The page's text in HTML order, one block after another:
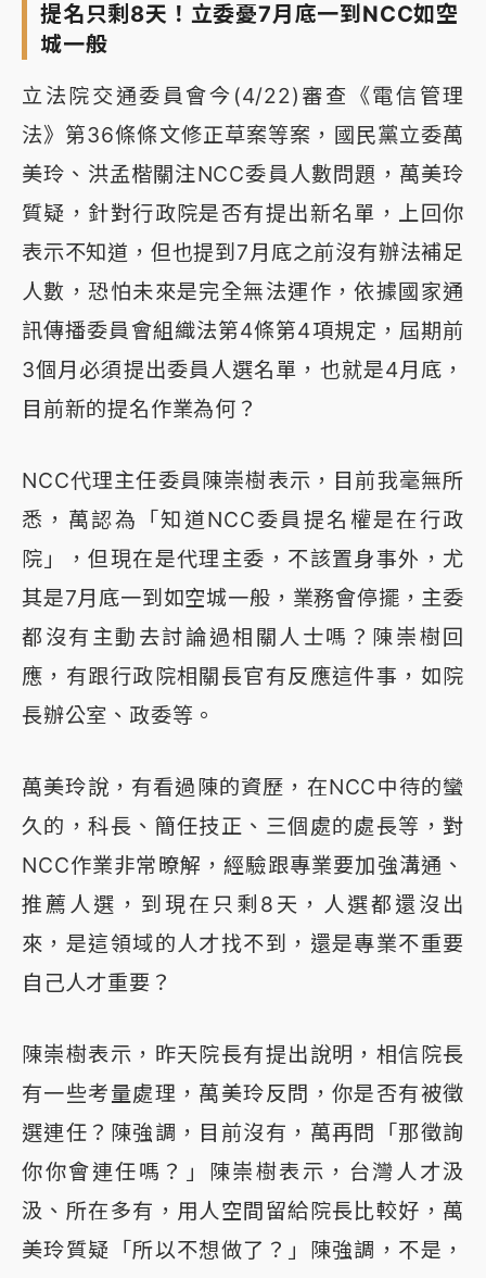
提名只剩8天！立委憂7月底一到NCC如空
城一般
立法院交通委員會今(4/22)審查《電信管理
法》第36條條文修正草案等案，國民黨立委萬
美玲、洪孟楷關注NCC委員人數問題，萬美玲
質疑，針對行政院是否有提出新名單，上回你
表示不知道，但也提到7月底之前沒有辦法補足
人數，恐怕未來是完全無法運作，依據國家通
訊傳播委員會組織法第4條第4項規定，屆期前
3個月必須提出委員人選名單，也就是4月底，
目前新的提名作業為何？
NCC代理主任委員陳崇樹表示，目前我毫無所
悉，萬認為「知道NCC委員提名權是在行政
院」，但現在是代理主委，不該置身事外，尤
其是7月底一到如空城一般，業務會停擺，主委
都沒有主動去討論過相關人士嗎？陳崇樹回
應，有跟行政院相關長官有反應這件事，如院
長辦公室、政委等。
萬美玲說，有看過陳的資歷，在NCC中待的蠻
久的，科長、簡任技正、三個處的處長等，對
NCC作業非常暸解，經驗跟專業要加強溝通、
推薦人選，到現在只剩8天，人選都還沒出
來，是這領域的人才找不到，還是專業不重要
自己人才重要？
陳崇樹表示，昨天院長有提出說明，相信院長
有一些考量處理，萬美玲反問，你是否有被徵
選連任？陳強調，目前沒有，萬再問「那徵詢
你你會連任嗎？」陳崇樹表示，台灣人才汲
汲、所在多有，用人空間留給院長比較好，萬
美玲質疑「所以不想做了？」陳強調，不是，